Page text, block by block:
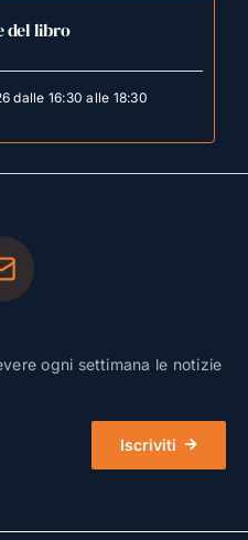
del libro
dalle 16:30 alle 18:30
ogni settimana le notizie
Iscriviti